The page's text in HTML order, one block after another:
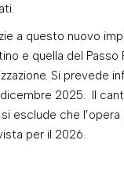
a questo nuovo
e quella del
Si prevede
2025. Il
si esclude che
per il 2026.